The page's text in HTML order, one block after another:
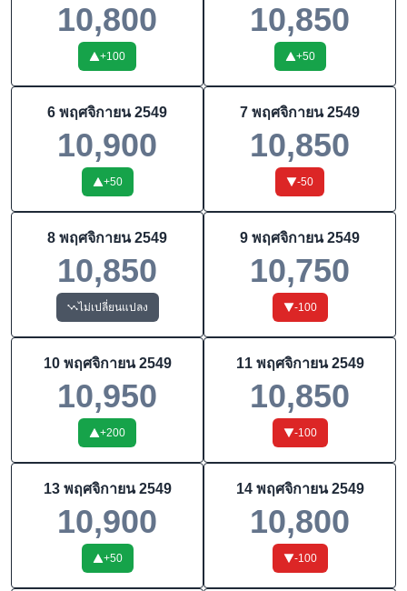
10,800
+100
10,850
+50
6 พฤศจิกายน 2549
10,900
+50
7 พฤศจิกายน 2549
10,850
-50
8 พฤศจิกายน 2549
10,850
ไม่เปลี่ยนแปลง
9 พฤศจิกายน 2549
10,750
-100
10 พฤศจิกายน 2549
10,950
+200
11 พฤศจิกายน 2549
10,850
-100
13 พฤศจิกายน 2549
10,900
+50
14 พฤศจิกายน 2549
10,800
-100